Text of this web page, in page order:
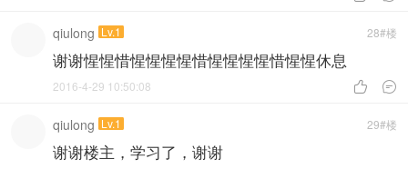
28#楼
qiulong Lv.1
谢谢惺惺惜惺惺惺惺惜惺惺惺惺惜惺惺休息
 
2016-4-29 10:50:08
29#楼
qiulong Lv.1
谢谢楼主，学习了，谢谢